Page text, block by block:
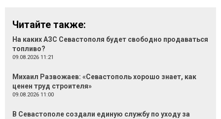
Читайте также:
На каких АЗС Севастополя будет свободно продаваться
топливо?
09.08.2026 11:21
Михаил Развожаев: «Севастополь хорошо знает, как
ценен труд строителя»
09.08.2026 11:00
В Севастополе создали единую службу по уходу за